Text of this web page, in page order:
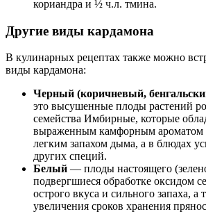
кориандра и ½ ч.л. тмина.
Другие виды кардамона
В кулинарных рецептах также можно
виды кардамона:
Черный (коричневый,
это высушенные плоды растений
семейства Имбирные, которые
выраженным камфорным ароматом
легким запахом дыма, а в блюдах
других специй.
Белый — плоды настоящего
подвергшиеся обработке оксидом
острого вкуса и сильного запаха, а
увеличения сроков хранения